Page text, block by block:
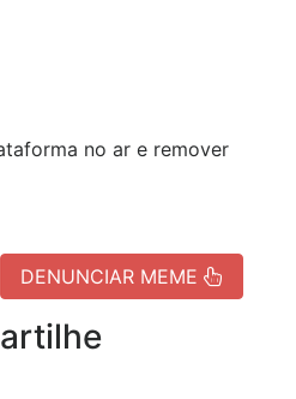
no ar e remover
DENUNCIAR MEME